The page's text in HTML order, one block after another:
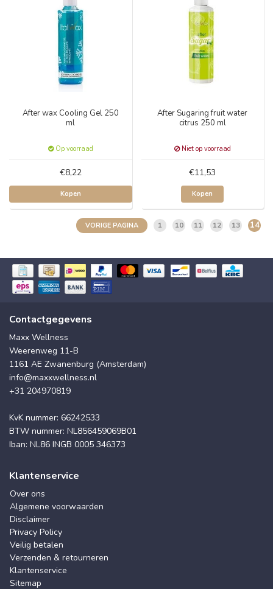
After wax Cooling Gel 250
ml
Op voorraad
€8,22
Kopen
After Sugaring fruit water
citrus 250 ml
Niet op voorraad
€11,53
Kopen
VORIGE PAGINA 1 10 11 12 13 14
Contactgegevens
Maxx Wellness
Weerenweg 11-B
1161 AE Zwanenburg (Amsterdam)
info@maxxwellness.nl
+31 204970819
KvK nummer: 66242533
BTW nummer: NL856459069B01
Iban: NL86 INGB 0005 346373
Klantenservice
Over ons
Algemene voorwaarden
Disclaimer
Privacy Policy
Veilig betalen
Verzenden & retourneren
Klantenservice
Sitemap